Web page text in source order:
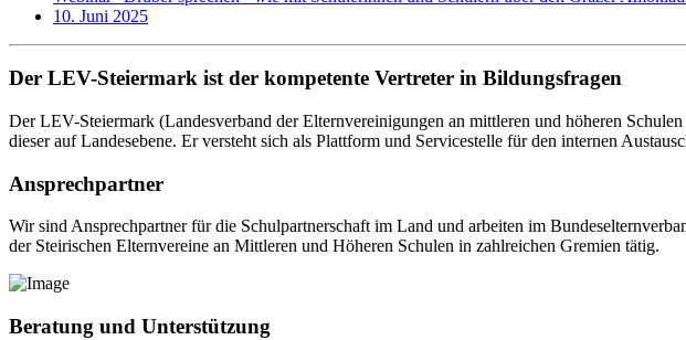
10. Juni 2025
Der LEV-Steiermark ist der kompetente Vertreter in Bildungsfragen
Der LEV-Steiermark (Landesverband der Elternvereinigungen an mittleren und höheren
dieser auf Landesebene. Er versteht sich als Plattform und Servicestelle für den internen
Ansprechpartner
Wir sind Ansprechpartner für die Schulpartnerschaft im Land und arbeiten im
der Steirischen Elternvereine an Mittleren und Höheren Schulen in zahlreichen Gremien tätig.
Beratung und Unterstützung